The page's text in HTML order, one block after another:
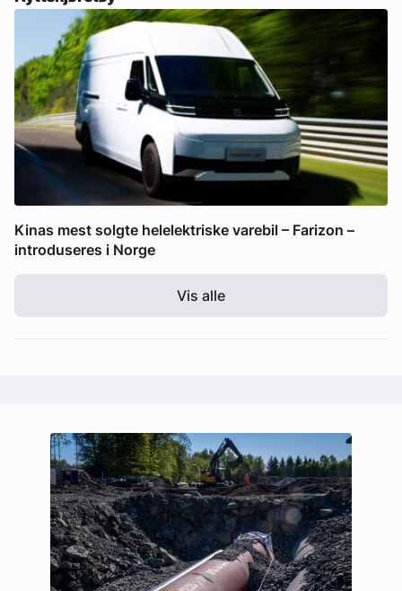
Kinas mest solgte helelektriske varebil – Farizon –
introduseres i Norge
Vis alle